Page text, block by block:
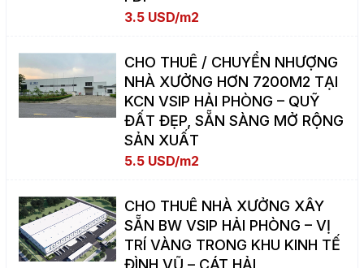
3.5 USD/m2
CHO THUÊ / CHUYỂN NHƯỢNG
NHÀ XƯỞNG HƠN 7200M2 TẠI
KCN VSIP HẢI PHÒNG – QUỸ
ĐẤT ĐẸP, SẴN SÀNG MỞ RỘNG
SẢN XUẤT
5.5 USD/m2
CHO THUÊ NHÀ XƯỞNG XÂY
SẴN BW VSIP HẢI PHÒNG – VỊ
TRÍ VÀNG TRONG KHU KINH TẾ